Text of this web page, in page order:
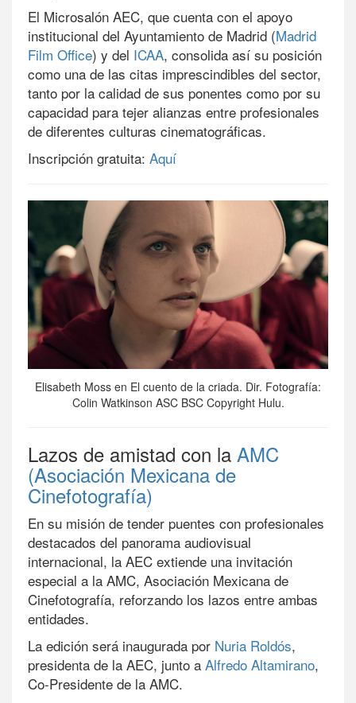
El Microsalón AEC, que cuenta con el apoyo
institucional del Ayuntamiento de Madrid (Madrid
Film Office) y del ICAA, consolida así su posición
como una de las citas imprescindibles del sector,
tanto por la calidad de sus ponentes como por su
capacidad para tejer alianzas entre profesionales
de diferentes culturas cinematográficas.
Inscripción gratuita: Aquí
Elisabeth Moss en El cuento de la criada. Dir. Fotografía:
Colin Watkinson ASC BSC Copyright Hulu.
Lazos de amistad con la AMC
(Asociación Mexicana de
Cinefotografía)
En su misión de tender puentes con profesionales
destacados del panorama audiovisual
internacional, la AEC extiende una invitación
especial a la AMC, Asociación Mexicana de
Cinefotografía, reforzando los lazos entre ambas
entidades.
La edición será inaugurada por Nuria Roldós,
presidenta de la AEC, junto a Alfredo Altamirano,
Co-Presidente de la AMC.